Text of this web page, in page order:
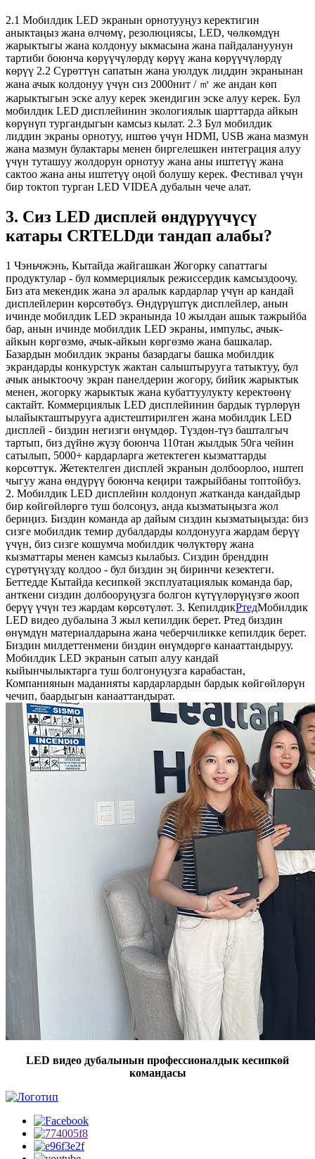
2.1 Мобилдик LED экранын орнотууңуз керектигин
аныктаңыз жана өлчөмү, резолюциясы, LED, чөлкөмдүн
жарыктыгы жана колдонуу ыкмасына жана пайдалануунун
тартиби боюнча көрүүчүлөрдү көрүү жана көрүүчүлөрдү
көрүү 2.2 Сүрөттүн сапатын жана уюлдук лиддин экранынан
жана ачык колдонуу үчүн сиз 2000нит / ㎡ же андан көп
жарыктыгын эске алуу керек экендигин эске алуу керек. Бул
мобилдик LED дисплейинин экологиялык шарттарда айкын
көрүнүп тургандыгын камсыз кылат. 2.3 Бул мобилдик
лиддин экраны орнотуу, иштөө үчүн HDMI, USB жана мазмун
жана мазмун булактары менен биргелешкен интеграция алуу
үчүн туташуу жолдорун орнотуу жана аны иштетүү жана
сактоо жана аны иштетүү оңой болушу керек. Фестивал үчүн
бир токтоп турган LED VIDEA дубалын чече алат.
3. Сиз LED дисплей өндүрүүчүсү
катары CRTELDди тандап алабы?
1 Чэньчжэнь, Кытайда жайгашкан Жогорку сапаттагы
продуктулар - бул коммерциялык режиссердик камсыздоочу.
Биз ата мекендик жана эл аралык кардарлар үчүн ар кандай
дисплейлерин көрсөтөбүз. Өндүрүштүк дисплейлер, анын
ичинде мобилдик LED экранында 10 жылдан ашык тажрыйба
бар, анын ичинде мобилдик LED экраны, импульс, ачык-
айкын көргөзмө, ачык-айкын көргөзмө жана башкалар.
Базардын мобилдик экраны базардагы башка мобилдик
экрандарды конкурстук жактан салыштырууга татыктуу, бул
ачык аныктоочу экран панелдерин жогору, бийик жарыктык
менен, жогорку жарыктык жана кубаттуулукту керектөөнү
сактайт. Коммерциялык LED дисплейинин бардык түрлөрүн
ылайыкташтырууга адистештирилген жана мобилдик LED
дисплей - биздин негизги өнүмдөр. Түздөн-түз башталгыч
тартып, биз дүйнө жүзү боюнча 110тан жылдык 50га чейин
сатылып, 5000+ кардарларга жетектеген кызматтарды
көрсөттүк. Жетектелген дисплей экранын долбоорлоо, иштеп
чыгуу жана өндүрүү боюнча кеңири тажрыйбаны топтойбуз.
2. Мобилдик LED дисплейин колдонуп жатканда кандайдыр
бир көйгөйлөргө туш болсоңуз, анда кызматыңызга жол
бериңиз. Биздин команда ар дайым сиздин кызматыңызда: биз
сизге мобилдик темир дубалдарды колдонууга жардам берүү
үчүн, биз сизге кошумча мобилдик чөлүктөрү жана
кызматтары менен камсыз кылабыз. Сиздин бренддин
сүрөтүңүздү колдоо - бул биздин эң биринчи кезектеги.
Беттедде Кытайда кесипкөй эксплуатациялык команда бар,
анткени сиздин долбооруңузга болгон күтүүлөрүңүзгө жооп
берүү үчүн тез жардам көрсөтүлөт. 3. КепилдикРтедМобилдик
LED видео дубалына 3 жыл кепилдик берет. Ртед биздин
өнүмдүн материалдарына жана чеберчиликке кепилдик берет.
Биздин милдеттенмени биздин өнүмдөргө канааттандыруу.
Мобилдик LED экранын сатып алуу кандай
кыйынчылыктарга туш болгонуңузга карабастан,
Компаниянын маданияты кардарлардын бардык көйгөйлөрүн
чечип, баардыгын канааттандырат.
LED видео дубалынын профессионалдык кесипкөй
командасы